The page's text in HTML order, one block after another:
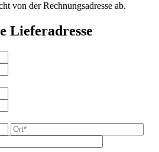
von der Rechnungsadresse ab.
Lieferadresse